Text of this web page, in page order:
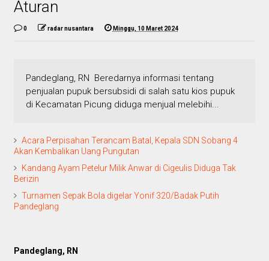
Aturan
0 radar nusantara Minggu, 10 Maret 2024
Pandeglang, RN Beredarnya informasi tentang
penjualan pupuk bersubsidi di salah satu kios pupuk
di Kecamatan Picung diduga menjual melebihi...
Acara Perpisahan Terancam Batal, Kepala SDN Sobang 4
Akan Kembalikan Uang Pungutan
Kandang Ayam Petelur Milik Anwar di Cigeulis Diduga Tak
Berizin
Turnamen Sepak Bola digelar Yonif 320/Badak Putih
Pandeglang
Pandeglang, RN